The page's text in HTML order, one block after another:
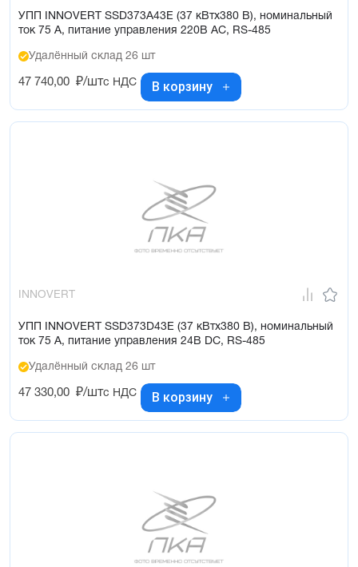
УПП INNOVERT SSD373A43E (37 кВтx380 В), номинальный
ток 75 А, питание управления 220В AC, RS-485
Удалённый склад 26 шт
47 740,00 ₽/штс НДС В корзину
INNOVERT
УПП INNOVERT SSD373D43E (37 кВтx380 В), номинальный
ток 75 А, питание управления 24В DC, RS-485
Удалённый склад 26 шт
47 330,00 ₽/штс НДС В корзину